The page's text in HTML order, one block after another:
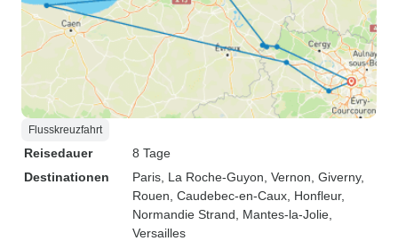
Flusskreuzfahrt
Reisedauer
8 Tage
Destinationen
Paris , La Roche-Guyon , Vernon , Giverny,
Rouen , Caudebec-en-Caux , Honfleur,
Normandie Strand , Mantes-la-Jolie
Versailles